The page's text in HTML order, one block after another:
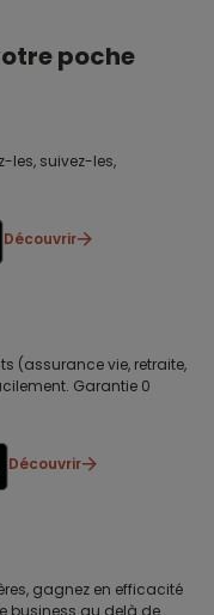
poche
les, suivez-les,
Découvrir
(assurance vie, retraite,
Garantie 0
Découvrir
gagnez en efficacité
business au delà de